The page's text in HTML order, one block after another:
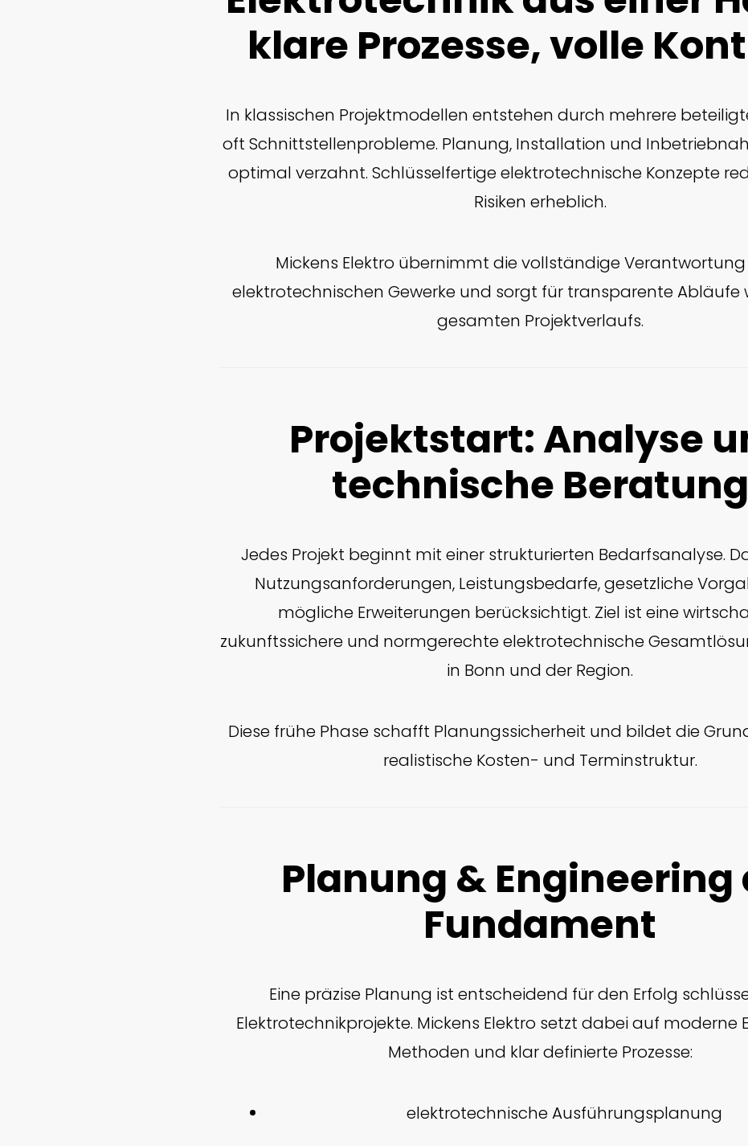
klare Prozesse, volle
In klassischen Projektmodellen entstehen durch mehrere
oft Schnittstellenprobleme. Planung, Installation und
optimal verzahnt. Schlüsselfertige elektrotechnische Konzepte
Risiken erheblich.
Mickens Elektro übernimmt die vollständige
elektrotechnischen Gewerke und sorgt für transparente Abläufe
gesamten Projektverlaufs.
Projektstart: Analyse
technische Beratung
Jedes Projekt beginnt mit einer strukturierten Bedarfsanalyse.
Nutzungsanforderungen, Leistungsbedarfe, gesetzliche
mögliche Erweiterungen berücksichtigt. Ziel ist eine
zukunftssichere und normgerechte elektrotechnische
in Bonn und der Region.
Diese frühe Phase schafft Planungssicherheit und bildet die
realistische Kosten- und Terminstruktur.
Planung & Engineering
Fundament
Eine präzise Planung ist entscheidend für den Erfolg
Elektrotechnikprojekte. Mickens Elektro setzt dabei auf moderne
Methoden und klar definierte Prozesse:
elektrotechnische Ausführungsplanung